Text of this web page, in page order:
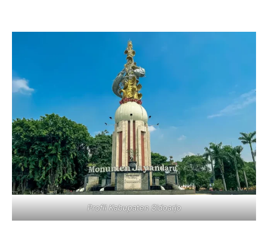
Profil Kabupaten Sidoarjo